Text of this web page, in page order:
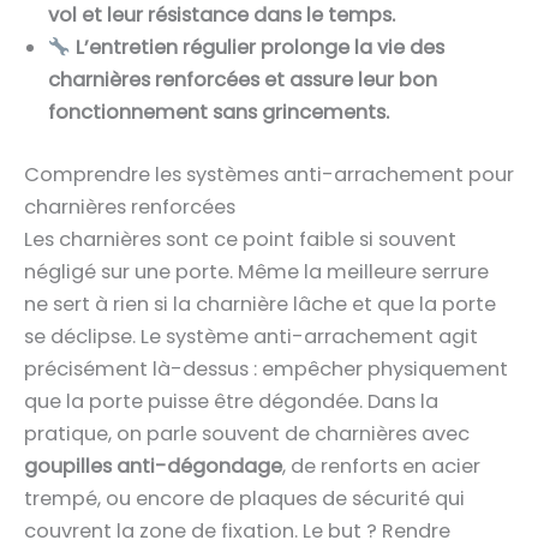
vol et leur résistance dans le temps.
L’entretien régulier prolonge la vie des
charnières renforcées et assure leur bon
fonctionnement sans grincements.
Comprendre les systèmes anti-arrachement pour
charnières renforcées
Les charnières sont ce point faible si souvent
négligé sur une porte. Même la meilleure serrure
ne sert à rien si la charnière lâche et que la porte
se déclipse. Le système anti-arrachement agit
précisément là-dessus : empêcher physiquement
que la porte puisse être dégondée. Dans la
pratique, on parle souvent de charnières avec
goupilles anti-dégondage, de renforts en acier
trempé, ou encore de plaques de sécurité qui
couvrent la zone de fixation. Le but ? Rendre